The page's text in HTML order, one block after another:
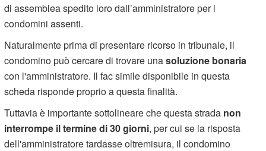
di assemblea spedito loro dall’amministratore per i
condomini assenti.
Naturalmente prima di presentare ricorso in tribunale, il
condomino può cercare di trovare unasoluzione bonaria
con l'amministratore. Il fac simile disponibile in questa
scheda risponde proprio a questa finalità.
Tuttavia è importante sottolineare che questa strada non
interrompe il termine di 30 giorni, per cui se la risposta
dell'amministratore tardasse oltremisura, il condomino